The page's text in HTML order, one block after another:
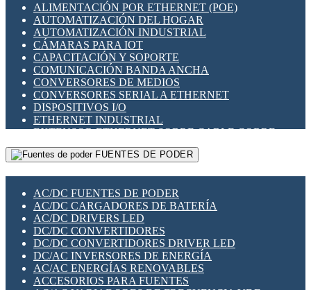
SENSORES INDUCTIVOS
TEMPORIZADORES
VARIACS
VARIADORES DE FRECUENCIA [VDF]
SECCIONADORES - INTERRUPTORES
MAQUINARIA
HERRAMIENTAS VARIAS
ILUMINACIÓN LED
INTERRUPTORES REED
INTERFACES DE RELÉ
OTROS RELÉS
PROTECCIÓN TÉRMICA
RELÉS AUTOMOTRICES
RELÉS DE SEÑAL
RELÉS DE ESTADO SÓLIDO SSR
RELÉS INDUSTRIALES
RELÉS MINIATURA DE POTENCIA
SENSORES MAGNÉTICOS
SWITCH Y MICROSWITCH
TARJETAS PI
UNIÓN Y DERIVACIÓN DE CABLE
ALIMENTACIÓN POR ETHERNET (POE)
AUTOMATIZACIÓN DEL HOGAR
AUTOMATIZACIÓN INDUSTRIAL
CÁMARAS PARA IOT
CAPACITACIÓN Y SOPORTE
COMUNICACIÓN BANDA ANCHA
CONVERSORES DE MEDIOS
CONVERSORES SERIAL A ETHERNET
DISPOSITIVOS I/O
ETHERNET INDUSTRIAL
EXTENSOR ETHERNET SOBRE CABLE COBRE
GATEWAY LORAWAN
GESTIÓN DE REDES
PLACAS MODULARES IOT
SWITCHES Y REDES WIFI
SOLUCIONES IOT
SOLUCIONES LORAWAN
SOLUCIONES RED CELULAR
SEGURIDAD PARA REDES
SWITCHES LAN
TELEFONÍA IP (VOIP)
FUENTES DE PODER
AC/DC FUENTES DE PODER
AC/DC CARGADORES DE BATERÍA
AC/DC DRIVERS LED
DC/DC CONVERTIDORES
DC/DC CONVERTIDORES DRIVER LED
DC/AC INVERSORES DE ENERGÍA
AC/AC ENERGÍAS RENOVABLES
ACCESORIOS PARA FUENTES